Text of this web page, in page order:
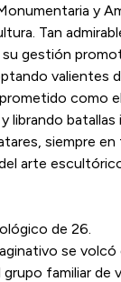
y
Tan
gestión
valientes
como
librando batallas
siempre
arte
de 26.
se
familiar de